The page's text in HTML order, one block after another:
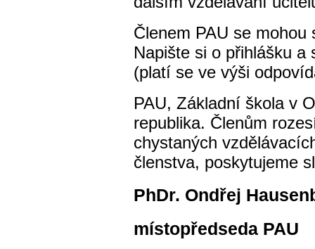
Členem PAU se
Napište si o přihlášku a
(platí se ve výši
PAU, Základní škola v
republika. Členům
chystaných
členstva, poskytujeme
PhDr. Ondřej
místopředseda PAU